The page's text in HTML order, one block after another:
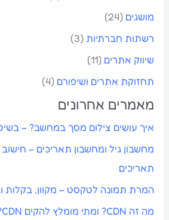
מושגים (24)
רשתות חברתיות (3)
שיווק אתרים (11)
תחזוקת אתרים ושיפורם (4)
מאמרים אחרונים
איך עושים צילום מסך במחשב? –
מחשבון גיל ומחשבון תאריכים –
תאריכים
המרת תמונה לטקסט – מקוון, בקלות
מה זה CDN? ומתי מומלץ להקים CDN?